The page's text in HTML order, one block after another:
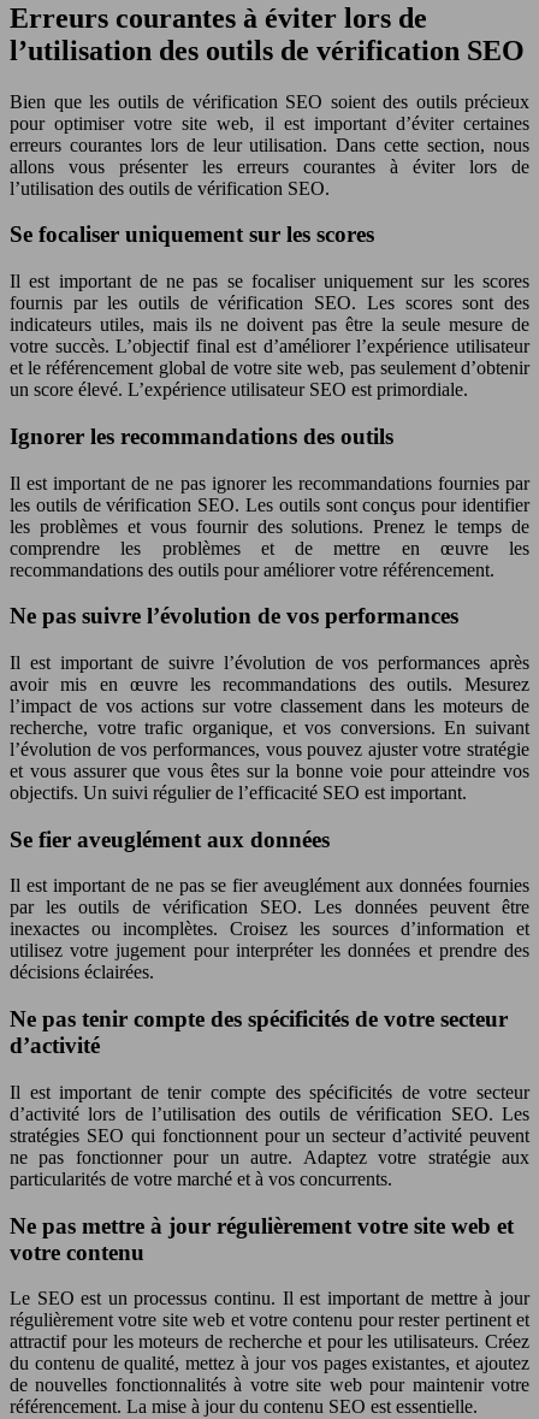
Erreurs courantes à éviter lors de
l’utilisation des outils de vérification SEO
Bien que les outils de vérification SEO soient des outils précieux
pour optimiser votre site web, il est important d’éviter certaines
erreurs courantes lors de leur utilisation. Dans cette section, nous
allons vous présenter les erreurs courantes à éviter lors de
l’utilisation des outils de vérification SEO.
Se focaliser uniquement sur les scores
Il est important de ne pas se focaliser uniquement sur les scores
fournis par les outils de vérification SEO. Les scores sont des
indicateurs utiles, mais ils ne doivent pas être la seule mesure de
votre succès. L’objectif final est d’améliorer l’expérience utilisateur
et le référencement global de votre site web, pas seulement d’obtenir
un score élevé. L’expérience utilisateur SEO est primordiale.
Ignorer les recommandations des outils
Il est important de ne pas ignorer les recommandations fournies par
les outils de vérification SEO. Les outils sont conçus pour identifier
les problèmes et vous fournir des solutions. Prenez le temps de
comprendre les problèmes et de mettre en œuvre les
recommandations des outils pour améliorer votre référencement.
Ne pas suivre l’évolution de vos performances
Il est important de suivre l’évolution de vos performances après
avoir mis en œuvre les recommandations des outils. Mesurez
l’impact de vos actions sur votre classement dans les moteurs de
recherche, votre trafic organique, et vos conversions. En suivant
l’évolution de vos performances, vous pouvez ajuster votre stratégie
et vous assurer que vous êtes sur la bonne voie pour atteindre vos
objectifs. Un suivi régulier de l’efficacité SEO est important.
Se fier aveuglément aux données
Il est important de ne pas se fier aveuglément aux données fournies
par les outils de vérification SEO. Les données peuvent être
inexactes ou incomplètes. Croisez les sources d’information et
utilisez votre jugement pour interpréter les données et prendre des
décisions éclairées.
Ne pas tenir compte des spécificités de votre secteur
d’activité
Il est important de tenir compte des spécificités de votre secteur
d’activité lors de l’utilisation des outils de vérification SEO. Les
stratégies SEO qui fonctionnent pour un secteur d’activité peuvent
ne pas fonctionner pour un autre. Adaptez votre stratégie aux
particularités de votre marché et à vos concurrents.
Ne pas mettre à jour régulièrement votre site web et
votre contenu
Le SEO est un processus continu. Il est important de mettre à jour
régulièrement votre site web et votre contenu pour rester pertinent et
attractif pour les moteurs de recherche et pour les utilisateurs. Créez
du contenu de qualité, mettez à jour vos pages existantes, et ajoutez
de nouvelles fonctionnalités à votre site web pour maintenir votre
référencement. La mise à jour du contenu SEO est essentielle.